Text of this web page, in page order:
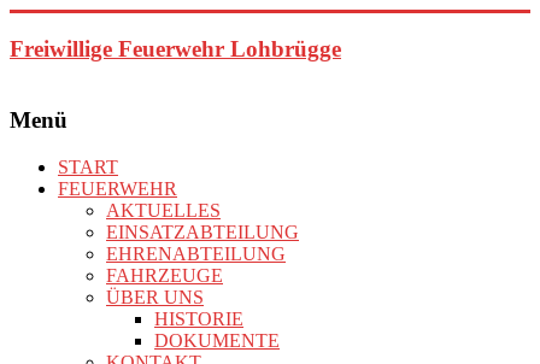
Inhalt
springen
Freiwillige Feuerwehr Lohbrügge
Menü
START
FEUERWEHR
AKTUELLES
EINSATZABTEILUNG
EHRENABTEILUNG
FAHRZEUGE
ÜBER UNS
HISTORIE
DOKUMENTE